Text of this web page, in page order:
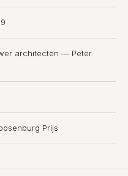
architecten — Peter
Prijs